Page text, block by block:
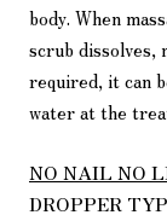
body. When
scrub dissolves,
required, it can
water at the
NO NAIL NO
DROPPER